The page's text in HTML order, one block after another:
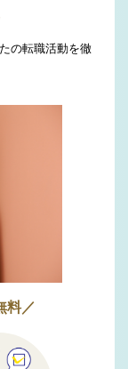
の転職活動を徹
料／